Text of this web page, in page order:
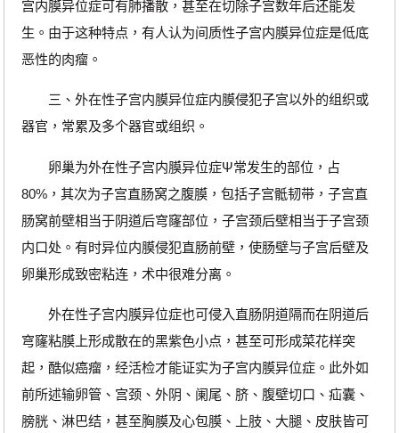
宫内膜异位症可有肺播散，甚至在切除子宫数年后还能发
生。由于这种特点，有人认为间质性子宫内膜异位症是低底
恶性的肉瘤。
三、外在性子宫内膜异位症内膜侵犯子宫以外的组织或
器官，常累及多个器官或组织。
卵巢为外在性子宫内膜异位症Ψ常发生的部位，占
80%，其次为子宫直肠窝之腹膜，包括子宫骶韧带，子宫直
肠窝前壁相当于阴道后穹窿部位，子宫颈后壁相当于子宫颈
内口处。有时异位内膜侵犯直肠前壁，使肠壁与子宫后壁及
卵巢形成致密粘连，术中很难分离。
外在性子宫内膜异位症也可侵入直肠阴道隔而在阴道后
穹窿粘膜上形成散在的黑紫色小点，甚至可形成菜花样突
起，酷似癌瘤，经活检才能证实为子宫内膜异位症。此外如
前所述输卵管、宫颈、外阴、阑尾、脐、腹壁切口、疝囊、
膀胱、淋巴结，甚至胸膜及心包膜、上肢、大腿、皮肤皆可